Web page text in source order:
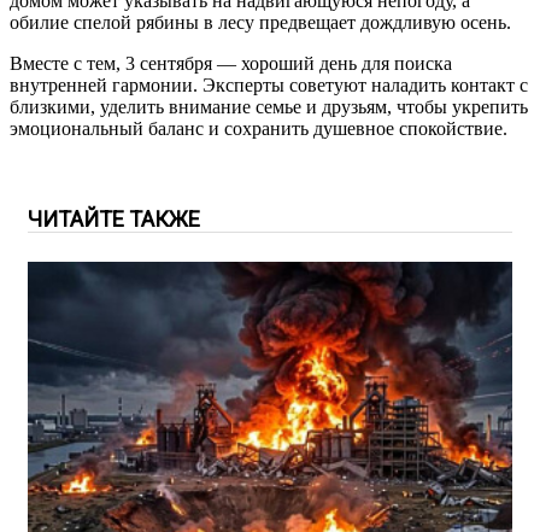
обилие спелой рябины в лесу предвещает дождливую осень.
Вместе с тем, 3 сентября — хороший день для поиска
внутренней гармонии. Эксперты советуют наладить контакт с
близкими, уделить внимание семье и друзьям, чтобы укрепить
эмоциональный баланс и сохранить душевное спокойствие.
ЧИТАЙТЕ ТАКЖЕ